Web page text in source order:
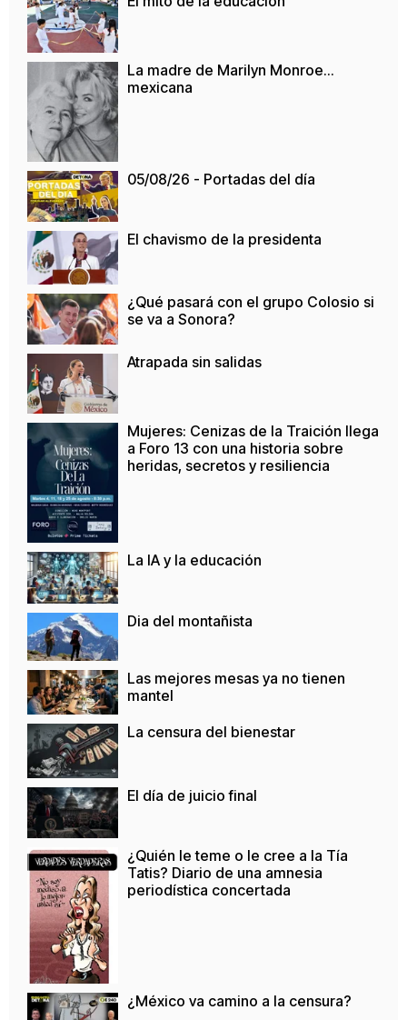
La madre de Marilyn Monroe…
mexicana
05/08/26 - Portadas del día
El chavismo de la presidenta
¿Qué pasará con el grupo Colosio si
se va a Sonora?
Atrapada sin salidas
Mujeres: Cenizas de la Traición llega
a Foro 13 con una historia sobre
heridas, secretos y resiliencia
La IA y la educación
Dia del montañista
Las mejores mesas ya no tienen
mantel
La censura del bienestar
El día de juicio final
¿Quién le teme o le cree a la Tía
Tatis? Diario de una amnesia
periodística concertada
¿México va camino a la censura?